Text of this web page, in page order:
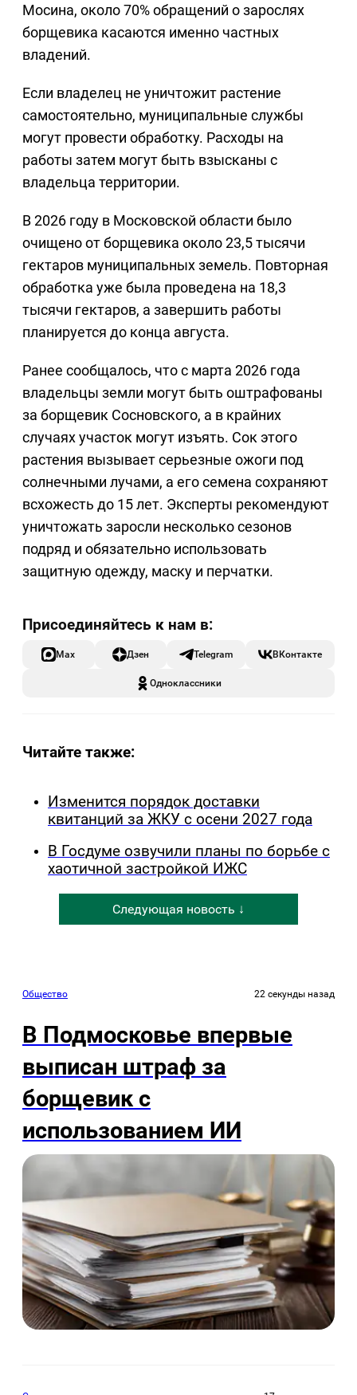
Мосина, около 70% обращений о зарослях
борщевика касаются именно частных
владений.
Если владелец не уничтожит растение
самостоятельно, муниципальные службы
могут провести обработку. Расходы на
работы затем могут быть взысканы с
владельца территории.
В 2026 году в Московской области было
очищено от борщевика около 23,5 тысячи
гектаров муниципальных земель. Повторная
обработка уже была проведена на 18,3
тысячи гектаров, а завершить работы
планируется до конца августа.
Ранее сообщалось, что с марта 2026 года
владельцы земли могут быть оштрафованы
за борщевик Сосновского, а в крайних
случаях участок могут изъять. Сок этого
растения вызывает серьезные ожоги под
солнечными лучами, а его семена сохраняют
всхожесть до 15 лет. Эксперты рекомендуют
уничтожать заросли несколько сезонов
подряд и обязательно использовать
защитную одежду, маску и перчатки.
Max Дзен Telegram ВКонтакте
Одноклассники
Читайте также:
Изменится порядок доставки
квитанций за ЖКУ с осени 2027 года
В Госдуме озвучили планы по борьбе с
хаотичной застройкой ИЖС
Следующая новость ↓
Общество 22 секунды назад
В Подмосковье впервые
выписан штраф за
борщевик с
использованием ИИ